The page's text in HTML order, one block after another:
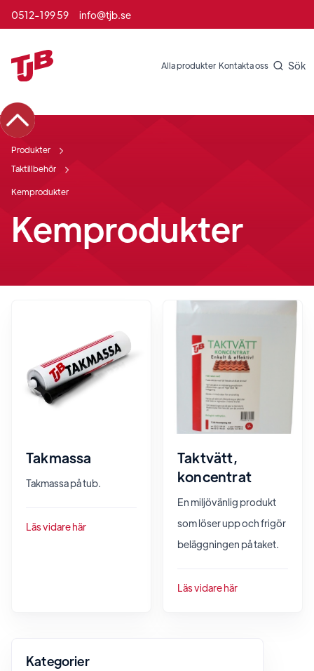
0512-199 59 info@tjb.se
Alla produkter Kontakta oss Sök
Produkter
Taktillbehör
Kemprodukter
Kemprodukter
Takmassa
Takmassa på tub.
Läs vidare här
Taktvätt,
koncentrat
En miljövänlig produkt
som löser upp och frigör
beläggningen på taket.
Läs vidare här
Kategorier